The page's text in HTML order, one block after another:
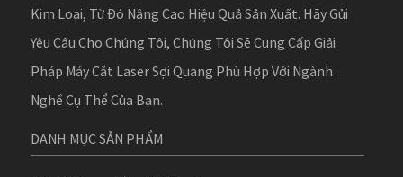
Kim Loại, Từ Đó Nâng Cao Hiệu Quả Sản Xuất. Hãy Gửi
Yêu Cầu Cho Chúng Tôi, Chúng Tôi Sẽ Cung Cấp Giải
Pháp Máy Cắt Laser Sợi Quang Phù Hợp Với Ngành
Nghề Cụ Thể Của Bạn.
DANH MỤC SẢN PHẨM